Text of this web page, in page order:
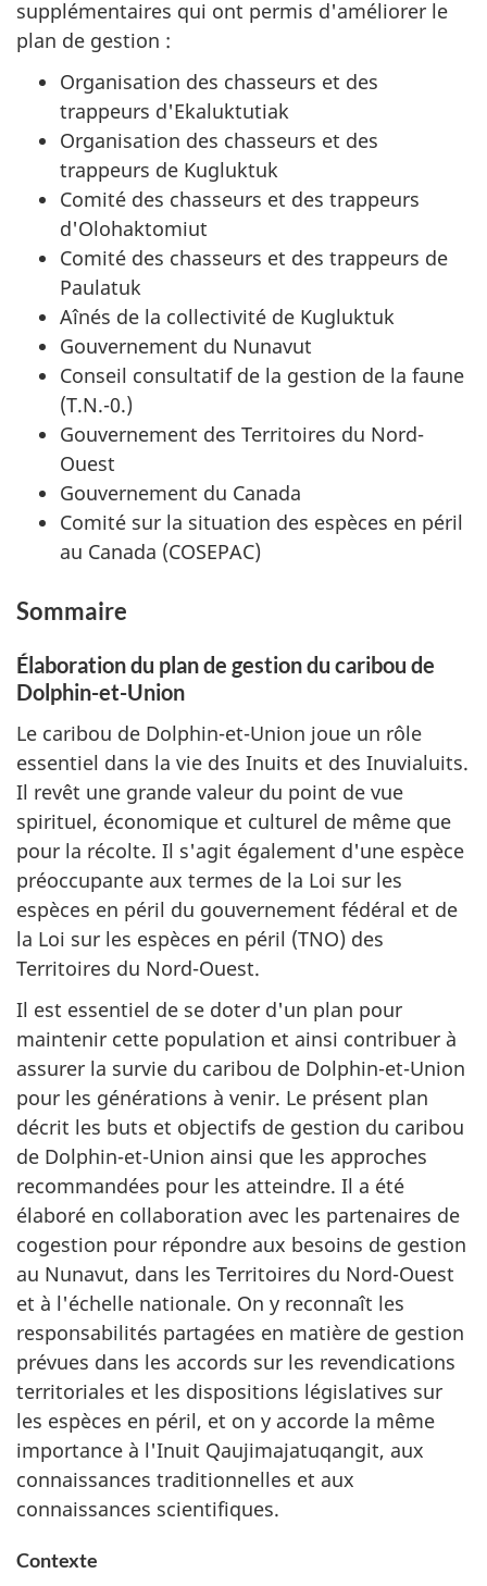
supplémentaires qui ont permis d'améliorer le
plan de gestion :
Organisation des chasseurs et des
trappeurs d'Ekaluktutiak
Organisation des chasseurs et des
trappeurs de Kugluktuk
Comité des chasseurs et des trappeurs
d'Olohaktomiut
Comité des chasseurs et des trappeurs de
Paulatuk
Aînés de la collectivité de Kugluktuk
Gouvernement du Nunavut
Conseil consultatif de la gestion de la faune
(T.N.-0.)
Gouvernement des Territoires du Nord-
Ouest
Gouvernement du Canada
Comité sur la situation des espèces en péril
au Canada (COSEPAC)
Sommaire
Élaboration du plan de gestion du caribou de
Dolphin-et-Union
Le caribou de Dolphin-et-Union joue un rôle
essentiel dans la vie des Inuits et des Inuvialuits.
Il revêt une grande valeur du point de vue
spirituel, économique et culturel de même que
pour la récolte. Il s'agit également d'une espèce
préoccupante aux termes de la Loi sur les
espèces en péril du gouvernement fédéral et de
la Loi sur les espèces en péril (TNO) des
Territoires du Nord-Ouest.
Il est essentiel de se doter d'un plan pour
maintenir cette population et ainsi contribuer à
assurer la survie du caribou de Dolphin-et-Union
pour les générations à venir. Le présent plan
décrit les buts et objectifs de gestion du caribou
de Dolphin-et-Union ainsi que les approches
recommandées pour les atteindre. Il a été
élaboré en collaboration avec les partenaires de
cogestion pour répondre aux besoins de gestion
au Nunavut, dans les Territoires du Nord-Ouest
et à l'échelle nationale. On y reconnaît les
responsabilités partagées en matière de gestion
prévues dans les accords sur les revendications
territoriales et les dispositions législatives sur
les espèces en péril, et on y accorde la même
importance à l'Inuit Qaujimajatuqangit, aux
connaissances traditionnelles et aux
connaissances scientifiques.
Contexte